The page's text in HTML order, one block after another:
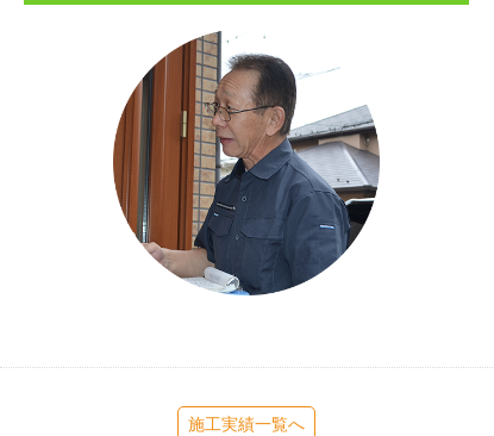
施工実績一覧へ